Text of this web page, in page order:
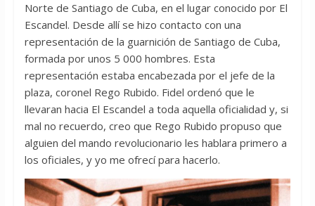
Norte de Santiago de Cuba, en el lugar conocido por El
Escandel. Desde allí se hizo contacto con una
representación de la guarnición de Santiago de Cuba,
formada por unos 5 000 hombres. Esta
representación estaba encabezada por el jefe de la
plaza, coronel Rego Rubido. Fidel ordenó que le
llevaran hacia El Escandel a toda aquella oficialidad y, si
mal no recuerdo, creo que Rego Rubido propuso que
alguien del mando revolucionario les hablara primero a
los oficiales, y yo me ofrecí para hacerlo.